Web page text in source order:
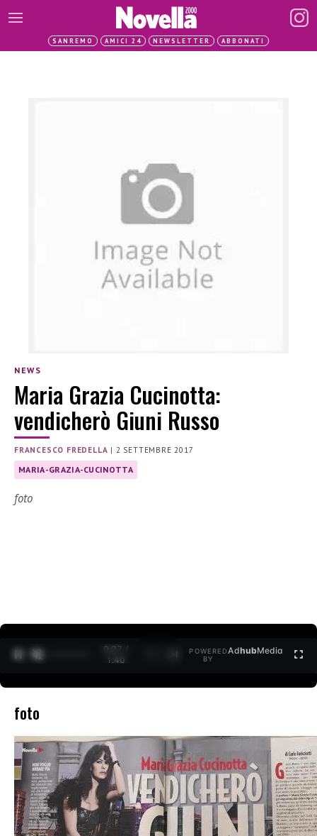
SANREMO AMICI 24 NEWSLETTER ABBONATI
NEWS
Maria Grazia Cucinotta:
vendicherò Giuni Russo
FRANCESCO FREDELLA | 2 SETTEMBRE 2017
MARIA-GRAZIA-CUCINOTTA
foto
0:27 /
1:40
POWERED
BY
AdhubMedia
foto